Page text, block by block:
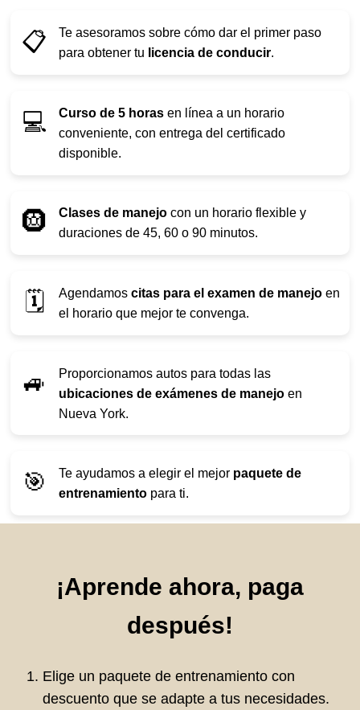
📋
Te asesoramos sobre cómo dar el primer paso
para obtener tu licencia de conducir.
💻 Curso de 5 horas en línea a un horario
conveniente, con entrega del certificado
disponible.
🛞 Clases de manejo con un horario flexible y
duraciones de 45, 60 o 90 minutos.
🗓️ Agendamos citas para el examen de manejo en
el horario que mejor te convenga.
🚙
Proporcionamos autos para todas las
ubicaciones de exámenes de manejo en
Nueva York.
🎯 Te ayudamos a elegir el mejor paquete de
entrenamiento para ti.
¡Aprende ahora, paga
después!
Elige un paquete de entrenamiento con
descuento que se adapte a tus necesidades.